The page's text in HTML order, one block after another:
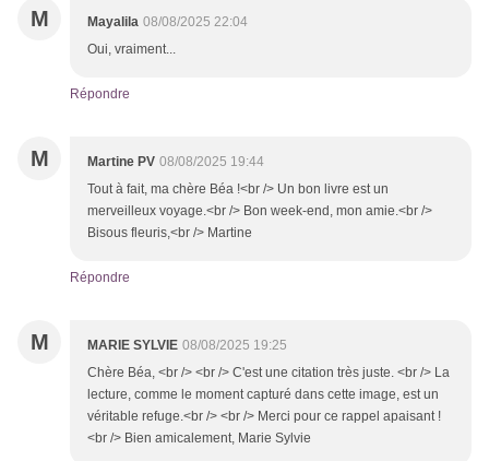
M Mayalila 08/08/2025 22:04
Oui, vraiment...
Répondre
M Martine PV 08/08/2025 19:44
Tout à fait, ma chère Béa !<br /> Un bon livre est un
merveilleux voyage.<br /> Bon week-end, mon amie.<br />
Bisous fleuris,<br /> Martine
Répondre
M MARIE SYLVIE 08/08/2025 19:25
Chère Béa, <br /> <br /> C'est une citation très juste. <br /> La
lecture, comme le moment capturé dans cette image, est un
véritable refuge.<br /> <br /> Merci pour ce rappel apaisant !
<br /> Bien amicalement, Marie Sylvie